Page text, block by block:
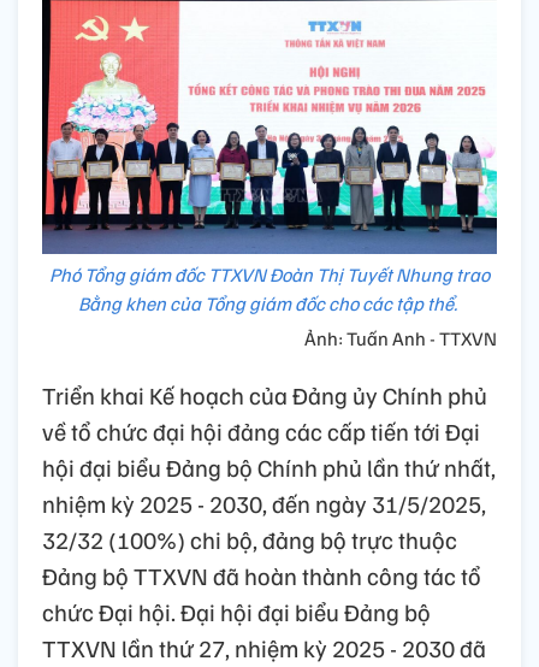
Phó Tổng giám đốc TTXVN Đoàn Thị Tuyết Nhung trao
Bằng khen của Tổng giám đốc cho các tập thể.
Ảnh: Tuấn Anh - TTXVN
Triển khai Kế hoạch của Đảng ủy Chính phủ
về tổ chức đại hội đảng các cấp tiến tới Đại
hội đại biểu Đảng bộ Chính phủ lần thứ nhất,
nhiệm kỳ 2025 - 2030, đến ngày 31/5/2025,
32/32 (100%) chi bộ, đảng bộ trực thuộc
Đảng bộ TTXVN đã hoàn thành công tác tổ
chức Đại hội. Đại hội đại biểu Đảng bộ
TTXVN lần thứ 27, nhiệm kỳ 2025 - 2030 đã